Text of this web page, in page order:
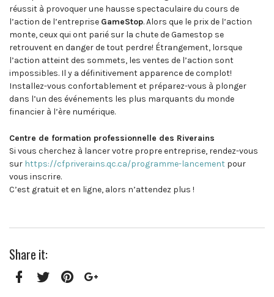
réussit à provoquer une hausse spectaculaire du cours de
l’action de l’entreprise GameStop. Alors que le prix de l’action
monte, ceux qui ont parié sur la chute de Gamestop se
retrouvent en danger de tout perdre! Étrangement, lorsque
l’action atteint des sommets, les ventes de l’action sont
impossibles. Il y a définitivement apparence de complot!
Installez-vous confortablement et préparez-vous à plonger
dans l’un des événements les plus marquants du monde
financier à l’ère numérique.
Centre de formation professionnelle des Riverains
Si vous cherchez à lancer votre propre entreprise, rendez-vous
sur https://cfpriverains.qc.ca/programme-lancement pour
vous inscrire.
C’est gratuit et en ligne, alors n’attendez plus !
Share it: